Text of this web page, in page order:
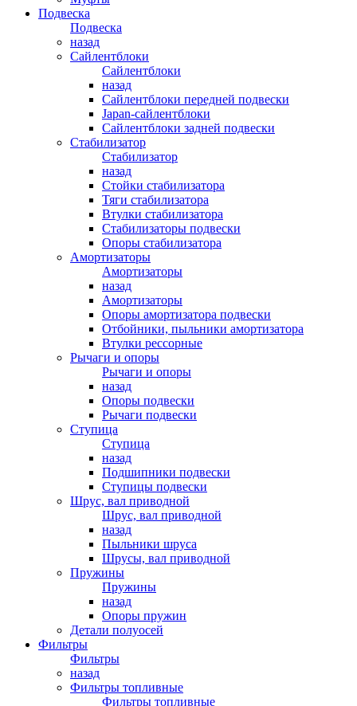
Подвеска
Подвеска
назад
Сайлентблоки
Сайлентблоки
назад
Сайлентблоки передней подвески
Japan-сайлентблоки
Сайлентблоки задней подвески
Стабилизатор
Стабилизатор
назад
Стойки стабилизатора
Тяги стабилизатора
Втулки стабилизатора
Стабилизаторы подвески
Опоры стабилизатора
Амортизаторы
Амортизаторы
назад
Амортизаторы
Опоры амортизатора подвески
Отбойники, пыльники амортизатора
Втулки рессорные
Рычаги и опоры
Рычаги и опоры
назад
Опоры подвески
Рычаги подвески
Ступица
Ступица
назад
Подшипники подвески
Ступицы подвески
Шрус, вал приводной
Шрус, вал приводной
назад
Пыльники шруса
Шрусы, вал приводной
Пружины
Пружины
назад
Опоры пружин
Детали полуосей
Фильтры
Фильтры
назад
Фильтры топливные
Фильтры топливные